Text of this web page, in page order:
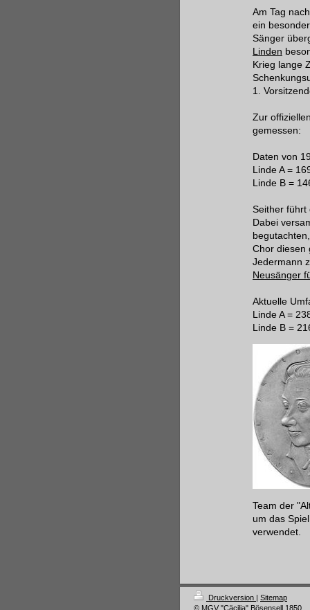
Am Tag
ein
Sänger
Linden
Krieg lange
1.
Zur
gemessen:
Daten von
Linde A =
Linde B =
Seither
Dabei
Chor diesen
Jedermann
Neusänger
Aktuelle
Linde A =
Linde B =
Team der
um das
verwendet.
Druckversion | Sitemap
© MGV "Cäcilia" Bösensell 1850